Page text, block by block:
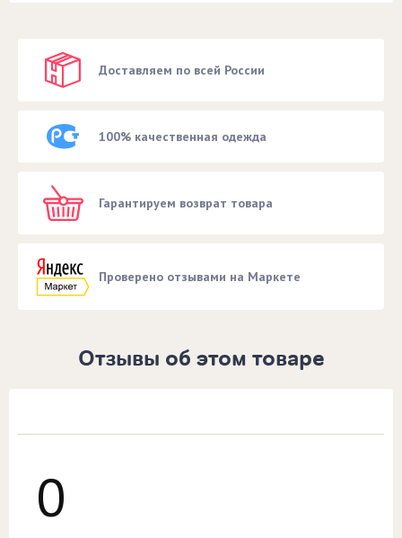
Доставляем по всей России
100% качественная одежда
Гарантируем возврат товара
Проверено отзывами на Маркете
Отзывы об этом товаре
0